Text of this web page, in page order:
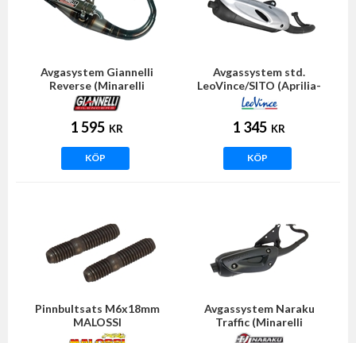
Avgasystem Giannelli
Reverse (Minarelli
horisontell)
1 595 KR
KÖP
Avgassystem std.
LeoVince/SITO (Aprilia-
Morini)
1 345 KR
KÖP
Pinnbultsats M6x18mm
MALOSSI
Avgassystem Naraku
Traffic (Minarelli
horisontell)